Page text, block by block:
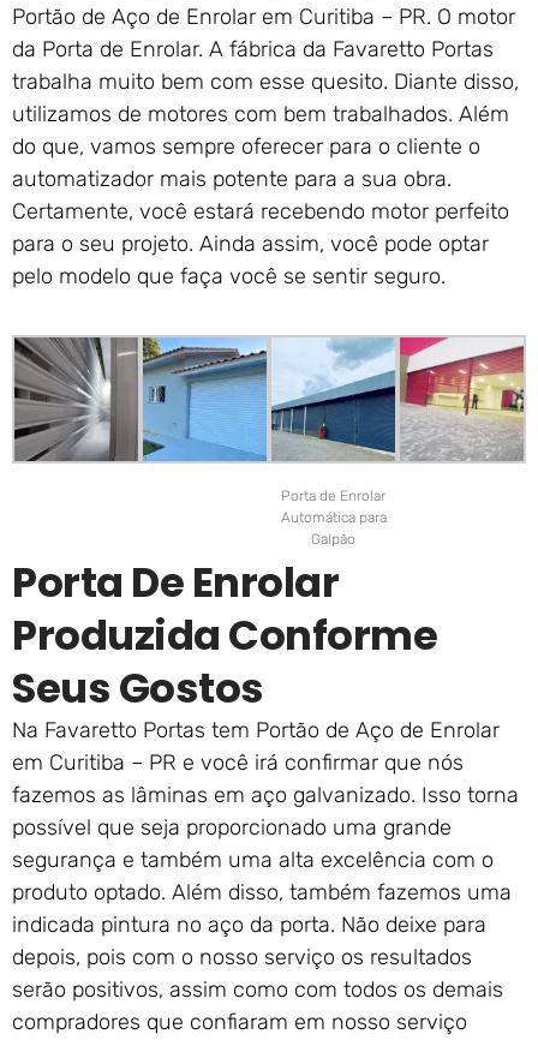
Portão de Aço de Enrolar em Curitiba – PR. O motor
da Porta de Enrolar. A fábrica da Favaretto Portas
trabalha muito bem com esse quesito. Diante disso,
utilizamos de motores com bem trabalhados. Além
do que, vamos sempre oferecer para o cliente o
automatizador mais potente para a sua obra.
Certamente, você estará recebendo motor perfeito
para o seu projeto. Ainda assim, você pode optar
pelo modelo que faça você se sentir seguro.
Porta de Enrolar
Automática para
Galpão
Porta De Enrolar
Produzida Conforme
Seus Gostos
Na Favaretto Portas tem Portão de Aço de Enrolar
em Curitiba – PR e você irá confirmar que nós
fazemos as lâminas em aço galvanizado. Isso torna
possível que seja proporcionado uma grande
segurança e também uma alta excelência com o
produto optado. Além disso, também fazemos uma
indicada pintura no aço da porta. Não deixe para
depois, pois com o nosso serviço os resultados
serão positivos, assim como com todos os demais
compradores que confiaram em nosso serviço